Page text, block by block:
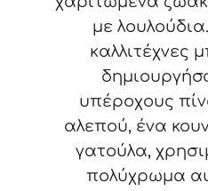
με
καλλιτέχνες
υπέροχους
αλεπού, ένα
γατούλα,
πολύχρωμα